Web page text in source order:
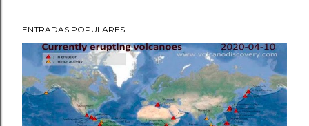
ENTRADAS POPULARES